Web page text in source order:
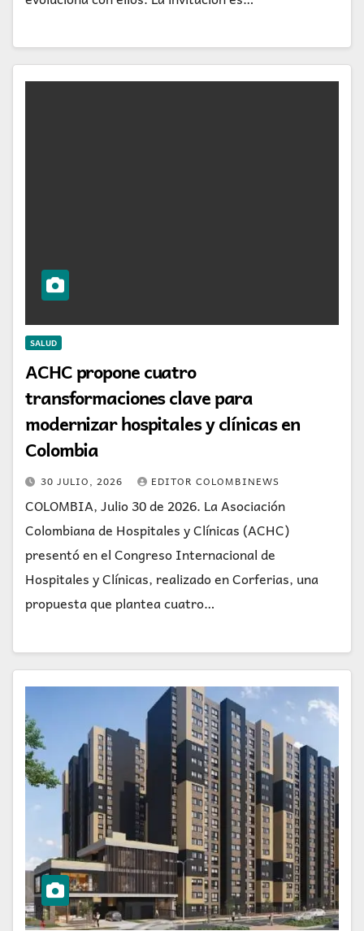
SALUD
ACHC propone cuatro
transformaciones clave para
modernizar hospitales y clínicas en
Colombia
30 JULIO, 2026 EDITOR COLOMBINEWS
COLOMBIA, Julio 30 de 2026. La Asociación
Colombiana de Hospitales y Clínicas (ACHC)
presentó en el Congreso Internacional de
Hospitales y Clínicas, realizado en Corferias, una
propuesta que plantea cuatro…